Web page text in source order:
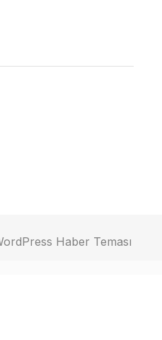
Haber Teması